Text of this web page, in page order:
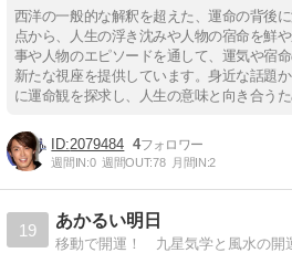
西洋の一般的な解釈を超えた、運命の背後
点から、人生の浮き沈みや人物の宿命を鮮
事や人物のエピソードを通して、運気や宿
新たな視座を提供しています。身近な話題
に運命観を探求し、人生の意味と向き合う
2079484 4
週間IN:0 週間OUT:78 月間IN:2
19
あかるい明日
移動で開運！ 九星気学と風水の開